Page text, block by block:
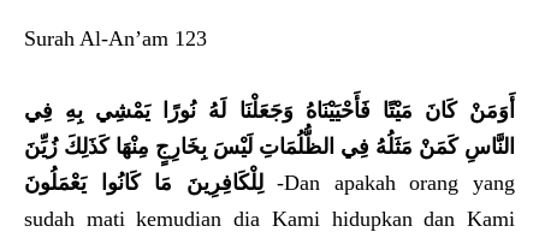
Surah Al-An’am 123
أَوَمَنْ كَانَ مَيْتًا فَأَحْيَيْنَاهُ وَجَعَلْنَا لَهُ نُورًا يَمْشِي بِهِ فِي
النَّاسِ كَمَنْ مَثَلُهُ فِي الظُّلُمَاتِ لَيْسَ بِخَارِجٍ مِنْهَا كَذَلِكَ زُيِّنَ
لِلْكَافِرِينَ مَا كَانُوا يَعْمَلُونَ-Dan apakah orang yang
sudah mati kemudian dia Kami hidupkan dan Kami